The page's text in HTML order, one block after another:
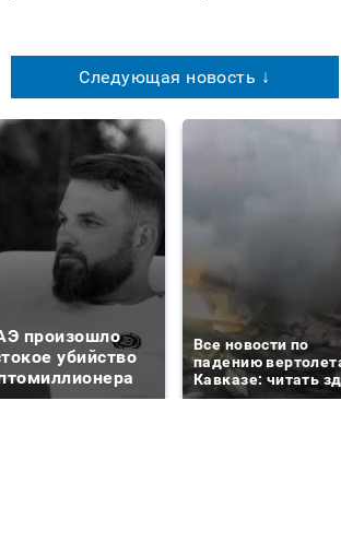
Следующая новость ↓
произошло
убийство
Все новости по
падению
Кавказе: читать